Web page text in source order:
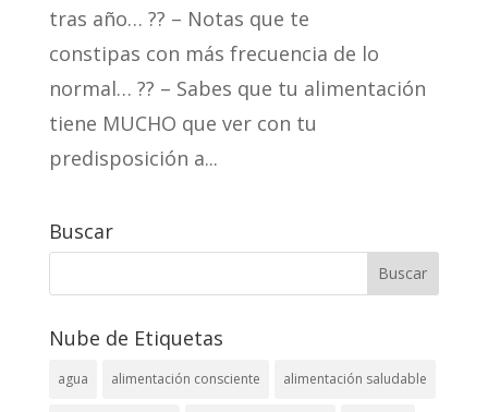
tras año… ?? – Notas que te
constipas con más frecuencia de lo
normal… ?? – Sabes que tu alimentación
tiene MUCHO que ver con tu
predisposición a...
Buscar
Nube de Etiquetas
agua alimentación consciente alimentación saludable